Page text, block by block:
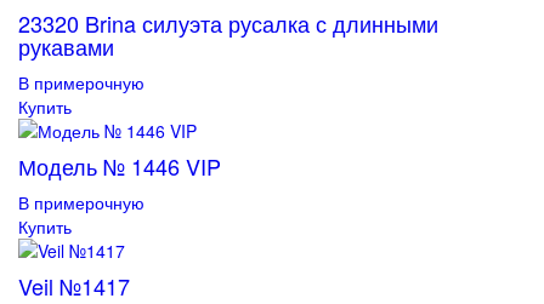
23320 Brina силуэта русалка с длинными
рукавами
В примерочную
Купить
Модель № 1446 VIP
В примерочную
Купить
Veil №1417